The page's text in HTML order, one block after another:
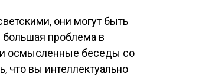
они могут быть
большая проблема в
осмысленные беседы со
что вы интеллектуально